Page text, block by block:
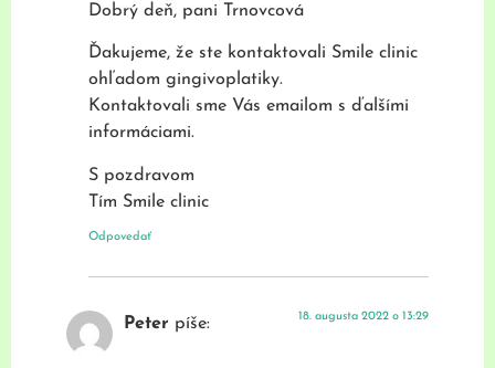
Dobrý deň, pani Trnovcová
Ďakujeme, že ste kontaktovali Smile clinic
ohľadom gingivoplatiky.
Kontaktovali sme Vás emailom s ďalšími
informáciami.
S pozdravom
Tím Smile clinic
Odpovedať
Peter píše: 18. augusta 2022 o 13:29